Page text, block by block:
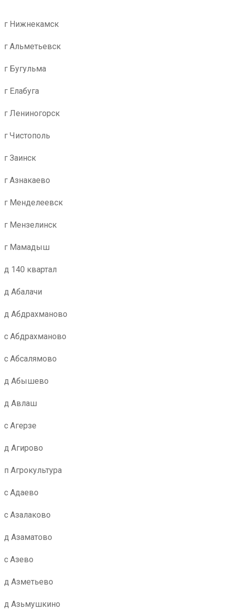
г Нижнекамск
г Альметьевск
г Бугульма
г Елабуга
г Лениногорск
г Чистополь
г Заинск
г Азнакаево
г Менделеевск
г Мензелинск
г Мамадыш
д 140 квартал
д Абалачи
д Абдрахманово
с Абдрахманово
с Абсалямово
д Абышево
д Авлаш
с Агерзе
д Агирово
п Агрокультура
с Адаево
с Азалаково
д Азаматово
с Азево
д Азметьево
д Азьмушкино